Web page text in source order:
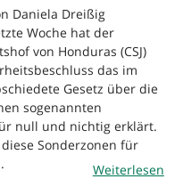
Daniela Dreißig
Woche hat der
von Honduras (CSJ)
das im
Gesetz über die
sogenannten
null und nichtig erklärt.
Sonderzonen für
Weiterlesen